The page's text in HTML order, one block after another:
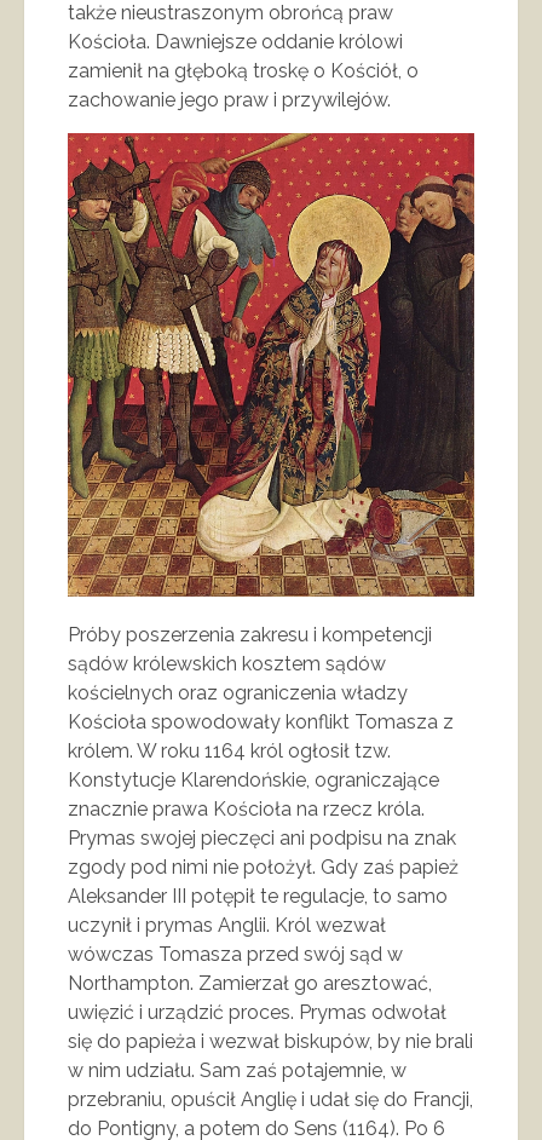
także nieustraszonym obrońcą praw
Kościoła. Dawniejsze oddanie królowi
zamienił na głęboką troskę o Kościół, o
zachowanie jego praw i przywilejów.
Próby poszerzenia zakresu i kompetencji
sądów królewskich kosztem sądów
kościelnych oraz ograniczenia władzy
Kościoła spowodowały konflikt Tomasza z
królem. W roku 1164 król ogłosił tzw.
Konstytucje Klarendońskie, ograniczające
znacznie prawa Kościoła na rzecz króla.
Prymas swojej pieczęci ani podpisu na znak
zgody pod nimi nie położył. Gdy zaś papież
Aleksander III potępił te regulacje, to samo
uczynił i prymas Anglii. Król wezwał
wówczas Tomasza przed swój sąd w
Northampton. Zamierzał go aresztować,
uwięzić i urządzić proces. Prymas odwołał
się do papieża i wezwał biskupów, by nie brali
w nim udziału. Sam zaś potajemnie, w
przebraniu, opuścił Anglię i udał się do Francji,
do Pontigny, a potem do Sens (1164). Po 6